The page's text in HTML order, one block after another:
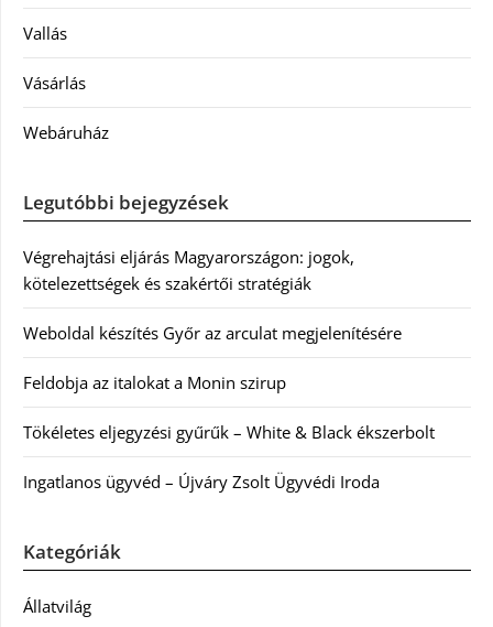
Vallás
Vásárlás
Webáruház
Legutóbbi bejegyzések
Végrehajtási eljárás Magyarországon: jogok,
kötelezettségek és szakértői stratégiák
Weboldal készítés Győr az arculat megjelenítésére
Feldobja az italokat a Monin szirup
Tökéletes eljegyzési gyűrűk – White & Black ékszerbolt
Ingatlanos ügyvéd – Újváry Zsolt Ügyvédi Iroda
Kategóriák
Állatvilág